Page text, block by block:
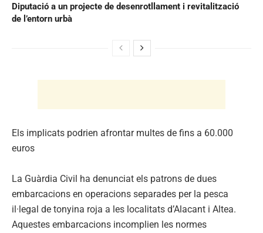
Diputació a un projecte de desenrotllament i revitalització
de l’entorn urbà
Els implicats podrien afrontar multes de fins a 60.000
euros
La Guàrdia Civil ha denunciat els patrons de dues
embarcacions en operacions separades per la pesca
il·legal de tonyina roja a les localitats d’Alacant i Altea.
Aquestes embarcacions incomplien les normes